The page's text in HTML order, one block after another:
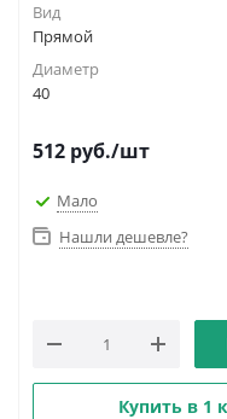
Вид
Прямой
Диаметр
40
512 руб./шт
Мало
Нашли дешевле?
Купить в 1